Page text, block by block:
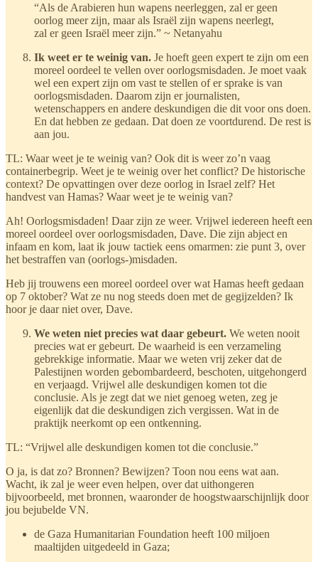
“Als de Arabieren hun wapens neerleggen, zal er geen
oorlog meer zijn, maar als Israël zijn wapens neerlegt,
zal er geen Israël meer zijn.” ~ Netanyahu
Ik weet er te weinig van. Je hoeft geen expert te zijn om een
moreel oordeel te vellen over oorlogsmisdaden. Je moet vaak
wel een expert zijn om vast te stellen of er sprake is van
oorlogsmisdaden. Daarom zijn er journalisten,
wetenschappers en andere deskundigen die dit voor ons doen.
En dat hebben ze gedaan. Dat doen ze voortdurend. De rest is
aan jou.
TL: Waar weet je te weinig van? Ook dit is weer zo’n vaag
containerbegrip. Weet je te weinig over het conflict? De historische
context? De opvattingen over deze oorlog in Israel zelf? Het
handvest van Hamas? Waar weet je te weinig van?
Ah! Oorlogsmisdaden! Daar zijn ze weer. Vrijwel iedereen heeft een
moreel oordeel over oorlogsmisdaden, Dave. Die zijn abject en
infaam en kom, laat ik jouw tactiek eens omarmen: zie punt 3, over
het bestraffen van (oorlogs-)misdaden.
Heb jij trouwens een moreel oordeel over wat Hamas heeft gedaan
op 7 oktober? Wat ze nu nog steeds doen met de gegijzelden? Ik
hoor je daar niet over, Dave.
We weten niet precies wat daar gebeurt. We weten nooit
precies wat er gebeurt. De waarheid is een verzameling
gebrekkige informatie. Maar we weten vrij zeker dat de
Palestijnen worden gebombardeerd, beschoten, uitgehongerd
en verjaagd. Vrijwel alle deskundigen komen tot die
conclusie. Als je zegt dat we niet genoeg weten, zeg je
eigenlijk dat die deskundigen zich vergissen. Wat in de
praktijk neerkomt op een ontkenning.
TL: “Vrijwel alle deskundigen komen tot die conclusie.”
O ja, is dat zo? Bronnen? Bewijzen? Toon nou eens wat aan.
Wacht, ik zal je weer even helpen, over dat uithongeren
bijvoorbeeld, met bronnen, waaronder de hoogstwaarschijnlijk door
jou bejubelde VN.
de Gaza Humanitarian Foundation heeft 100 miljoen
maaltijden uitgedeeld in Gaza;